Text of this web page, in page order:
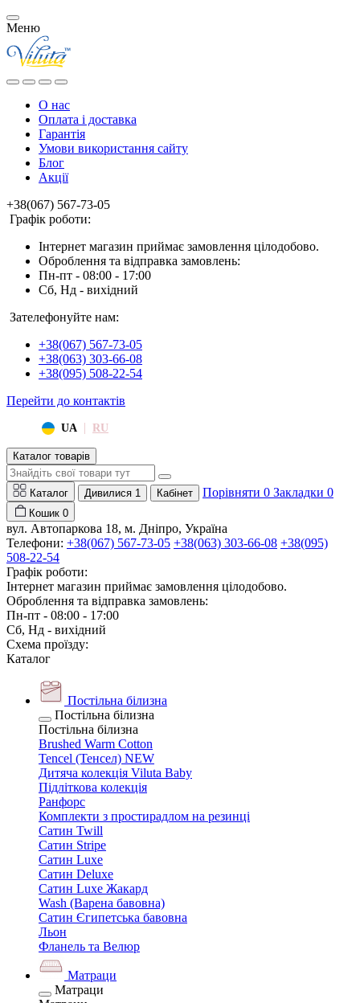
Меню
О нас
Оплата і доставка
Гарантія
Умови використання сайту
Блог
Акції
+38(067) 567-73-05
Графік роботи:
Інтернет магазин приймає замовлення цілодобово.
Оброблення та відправка замовлень:
Пн-пт - 08:00 - 17:00
Сб, Нд - вихідний
Зателефонуйте нам:
+38(067) 567-73-05
+38(063) 303-66-08
+38(095) 508-22-54
Перейти до контактів
UA | RU
Каталог товарів
Каталог Дивилися 1 Кабінет Порівняти 0 Закладки 0
Кошик 0
вул. Автопаркова 18, м. Дніпро, Україна
Телефони: +38(067) 567-73-05 +38(063) 303-66-08 +38(095)
508-22-54
Графік роботи:
Інтернет магазин приймає замовлення цілодобово.
Оброблення та відправка замовлень:
Пн-пт - 08:00 - 17:00
Сб, Нд - вихідний
Схема проїзду:
Каталог
Постільна білизна
Постільна білизна
Постільна білизна
Brushed Warm Cotton
Tencel (Тенсел) NEW
Дитяча колекція Viluta Baby
Підліткова колекція
Ранфорс
Комплекти з простирадлом на резинці
Сатин Twill
Сатин Stripe
Сатин Luxe
Сатин Deluxe
Сатин Luxe Жакард
Wash (Варена бавовна)
Сатин Єгипетська бавовна
Льон
Фланель та Велюр
Матраци
Матраци